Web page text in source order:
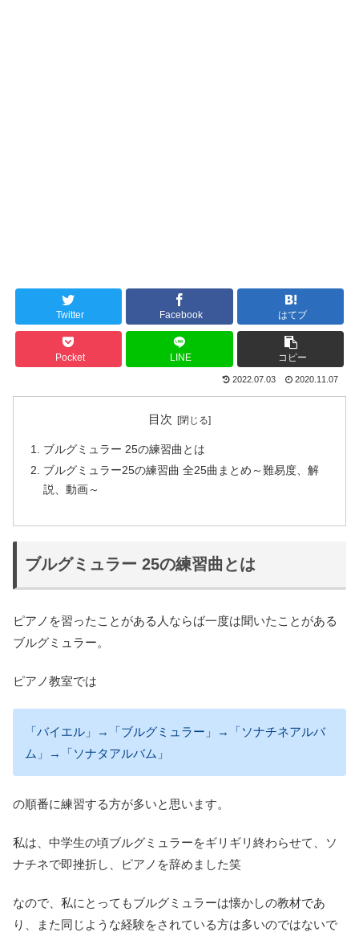
Twitter Facebook はてブ
Pocket LINE コピー
2022.07.03 2020.11.07
目次
ブルグミュラー 25の練習曲とは
ブルグミュラー25の練習曲 全25曲まとめ～難易度、解
説、動画～
ブルグミュラー 25の練習曲とは
ピアノを習ったことがある人ならば一度は聞いたことがある
ブルグミュラー。
ピアノ教室では
「バイエル」→「ブルグミュラー」→「ソナチネアルバ
ム」→「ソナタアルバム」
の順番に練習する方が多いと思います。
私は、中学生の頃ブルグミュラーをギリギリ終わらせて、ソ
ナチネで即挫折し、ピアノを辞めました笑
なので、私にとってもブルグミュラーは懐かしの教材であ
り、また同じような経験をされている方は多いのではないで